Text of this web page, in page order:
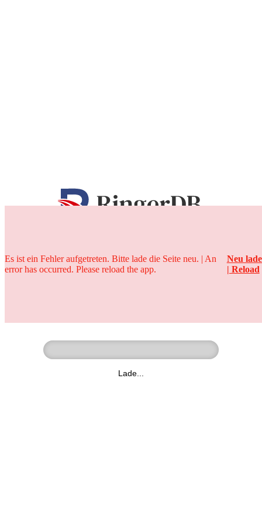
25 Jahre
Lade...
Es ist ein Fehler aufgetreten. Bitte lade die Seite neu. | An
error has occurred. Please reload the app.
Neu
| Reload